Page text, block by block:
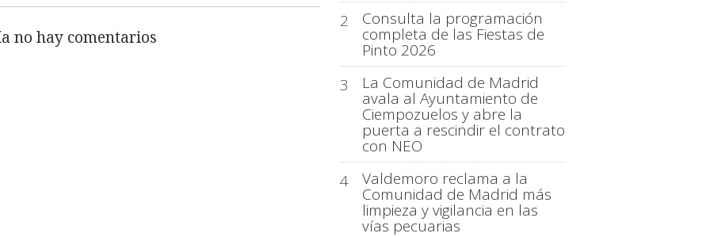
no hay comentarios
2
Consulta la programación
completa de las Fiestas de
Pinto 2026
3
La Comunidad de Madrid
avala al Ayuntamiento de
Ciempozuelos y abre la
puerta a rescindir el contrato
con NEO
4
Valdemoro reclama a la
Comunidad de Madrid más
limpieza y vigilancia en las
vías pecuarias